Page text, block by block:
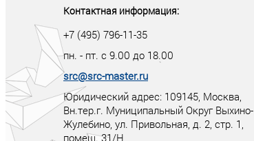
Контактная информация:
+7 (495) 796-11-35
пн. - пт. с 9.00 до 18.00
src@src-master.ru
Юридический адрес: 109145, Москва,
Вн.тер.г. Муниципальный Округ Выхино-
Жулебино, ул. Привольная, д. 2, стр. 1,
помещ. 31/Н